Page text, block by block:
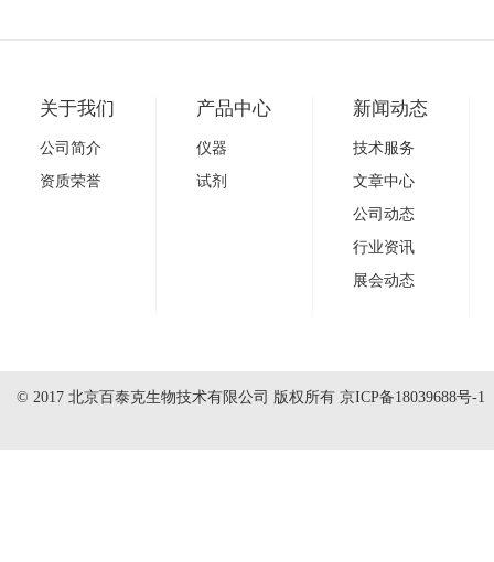
关于我们
公司简介
资质荣誉
产品中心
仪器
试剂
新闻动态
技术服务
文章中心
公司动态
行业资讯
展会动态
© 2017 北京百泰克生物技术有限公司 版权所有 京ICP备18039688号-1